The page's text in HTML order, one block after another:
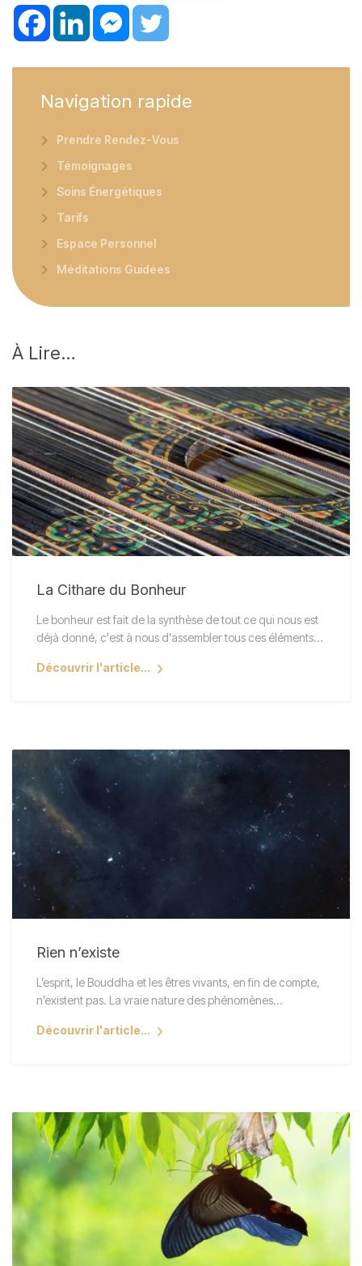
Navigation rapide
Prendre Rendez-Vous
Témoignages
Soins Énergétiques
Tarifs
Espace Personnel
Méditations Guidées
À Lire…
La Cithare du Bonheur
Le bonheur est fait de la synthèse de tout ce qui nous est
déjà donné, c'est à nous d'assembler tous ces éléments…
Découvrir l'article...
Rien n’existe
L’esprit, le Bouddha et les êtres vivants, en fin de compte,
n’existent pas. La vraie nature des phénomènes…
Découvrir l'article...